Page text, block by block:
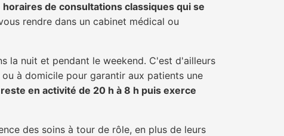
horaires de consultations classiques qui se
rendre dans un cabinet médical ou
la nuit et pendant le weekend. C'est d'ailleurs
à domicile pour garantir aux patients une
reste en activité de 20 h à 8 h puis exerce
des soins à tour de rôle, en plus de leurs